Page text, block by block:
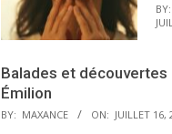
BY:
Balades et découvertes
Émilion
BY: MAXANCE ON: JUILLET 16,